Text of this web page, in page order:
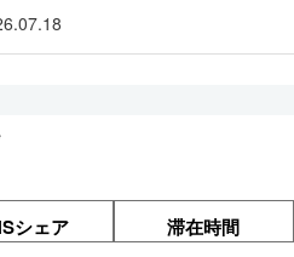
シェア 滞在時間